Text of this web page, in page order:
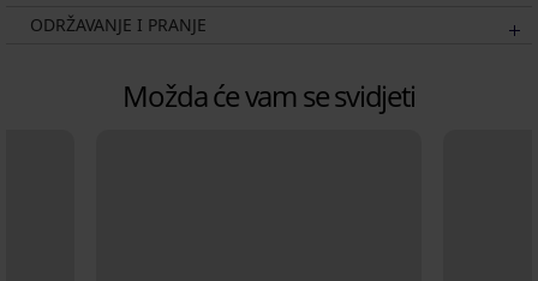
ODRŽAVANJE I PRANJE
Možda će vam se svidjeti